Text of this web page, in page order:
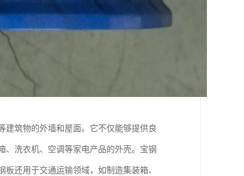
建筑物的外墙和屋面。它不仅能够提供良
、洗衣机、空调等家电产品的外壳。宝钢
还用于交通运输领域，如制造集装箱、